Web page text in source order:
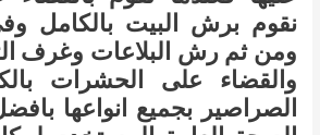
نقوم برش البيت بالكامل
ومن ثم رش البلاعات وغرف
والقضاء على الحشرات
الصراصير بجميع انواعها